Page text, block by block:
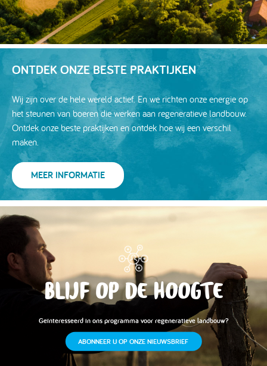
ONTDEK ONZE BESTE PRAKTIJKEN
Wij zijn over de hele wereld actief. En we richten onze energie op
het steunen van boeren die werken aan regeneratieve landbouw.
Ontdek onze beste praktijken en ontdek hoe wij een verschil
maken.
MEER INFORMATIE
BLIJF OP DE HOOGTE
Geïnteresseerd in ons programma voor regeneratieve landbouw?
ABONNEER U OP ONZE NIEUWSBRIEF